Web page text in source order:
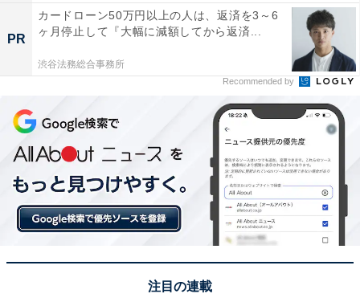
PR
カードローン50万円以上の人は、返済を3～6
ヶ月停止して『大幅に減額してから返済...
渋谷法務総合事務所
Recommended by
注目の連載